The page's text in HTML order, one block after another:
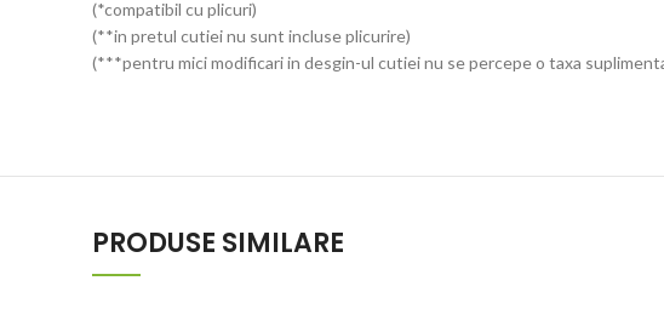
(*compatibil cu plicuri)
(**in pretul cutiei nu sunt incluse plicurire)
(***pentru mici modificari in desgin-ul cutiei nu se percepe o taxa
PRODUSE SIMILARE